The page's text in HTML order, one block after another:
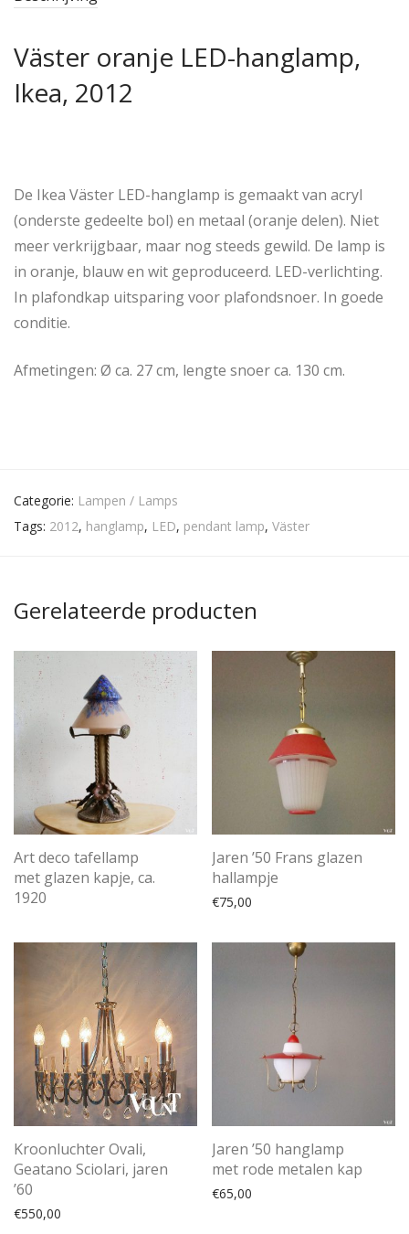
Väster oranje LED-hanglamp,
Ikea, 2012
De Ikea Väster LED-hanglamp is gemaakt van acryl
(onderste gedeelte bol) en metaal (oranje delen). Niet
meer verkrijgbaar, maar nog steeds gewild. De lamp is
in oranje, blauw en wit geproduceerd. LED-verlichting.
In plafondkap uitsparing voor plafondsnoer. In goede
conditie.
Afmetingen: Ø ca. 27 cm, lengte snoer ca. 130 cm.
Categorie: Lampen / Lamps
Tags: 2012, hanglamp, LED, pendant lamp, Väster
Gerelateerde producten
Art deco tafellamp
met glazen kapje, ca.
1920
Jaren ’50 Frans glazen
hallampje
€75,00
Kroonluchter Ovali,
Geatano Sciolari, jaren
’60
€550,00
Jaren ’50 hanglamp
met rode metalen kap
€65,00